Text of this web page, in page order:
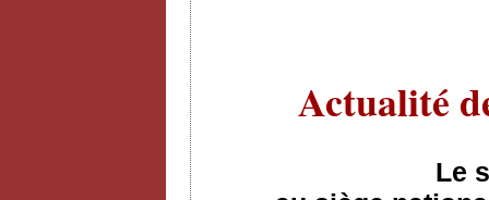
Actualité
Le